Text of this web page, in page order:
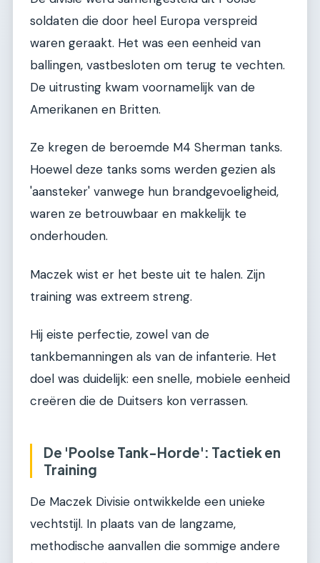
soldaten die door heel Europa verspreid
waren geraakt. Het was een eenheid van
ballingen, vastbesloten om terug te vechten.
De uitrusting kwam voornamelijk van de
Amerikanen en Britten.
Ze kregen de beroemde M4 Sherman tanks.
Hoewel deze tanks soms werden gezien als
'aansteker' vanwege hun brandgevoeligheid,
waren ze betrouwbaar en makkelijk te
onderhouden.
Maczek wist er het beste uit te halen. Zijn
training was extreem streng.
Hij eiste perfectie, zowel van de
tankbemanningen als van de infanterie. Het
doel was duidelijk: een snelle, mobiele eenheid
creëren die de Duitsers kon verrassen.
De 'Poolse Tank-Horde': Tactiek en
Training
De Maczek Divisie ontwikkelde een unieke
vechtstijl. In plaats van de langzame,
methodische aanvallen die sommige andere